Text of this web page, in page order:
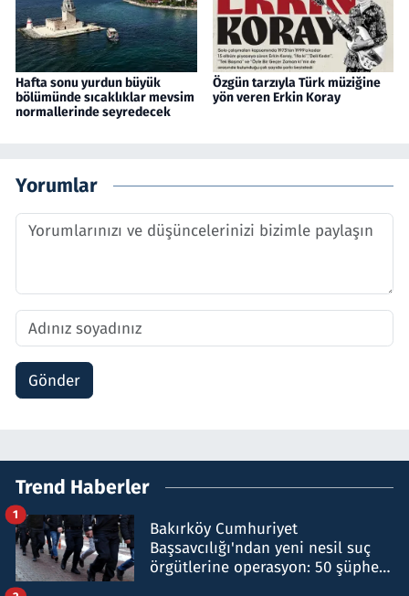
Hafta sonu yurdun büyük
bölümünde sıcaklıklar mevsim
normallerinde seyredecek
Özgün tarzıyla Türk müziğine
yön veren Erkin Koray
Yorumlar
Gönder
Trend Haberler
Bakırköy Cumhuriyet
Başsavcılığı'ndan yeni nesil suç
örgütlerine operasyon: 50 şüpheli
1